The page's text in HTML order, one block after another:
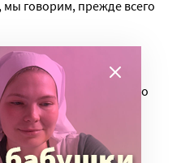
говорим, прежде всего
как это должно
тому, как это
безусловно,
массе увидеть
нужды. Это большая